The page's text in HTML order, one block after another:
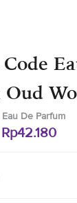
Oud
Eau De Parfum
Original
Rp42.180